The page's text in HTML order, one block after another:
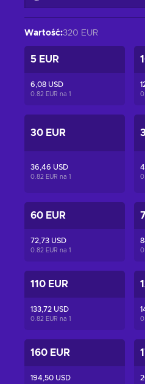
Wartość:320 EUR
5 EUR
6,08 USD
0.82 EUR na 1
30 EUR
36,46 USD
0.82 EUR na 1
60 EUR
72,73 USD
0.82 EUR na 1
110 EUR
133,72 USD
0.82 EUR na 1
160 EUR
194,50 USD